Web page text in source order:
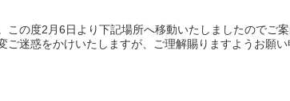
の度2月6日より下記場所へ移動いたしましたのでご
迷惑をかけいたしますが、ご理解賜りますようお願い